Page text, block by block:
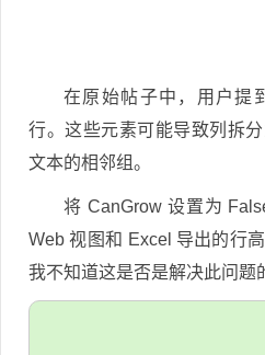
在原始帖子中，用户提
行。这些元素可能导致列拆
文本的相邻组。
将 CanGrow 设置为
Web 视图和 Excel 导出的行
我不知道这是否是解决此问题